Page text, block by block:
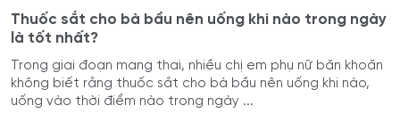
Thuốc sắt cho bà bầu nên uống khi nào trong ngày
là tốt nhất?
Trong giai đoạn mang thai, nhiều chị em phụ nữ băn khoăn
không biết rằng thuốc sắt cho bà bầu nên uống khi nào,
uống vào thời điểm nào trong ngày ...